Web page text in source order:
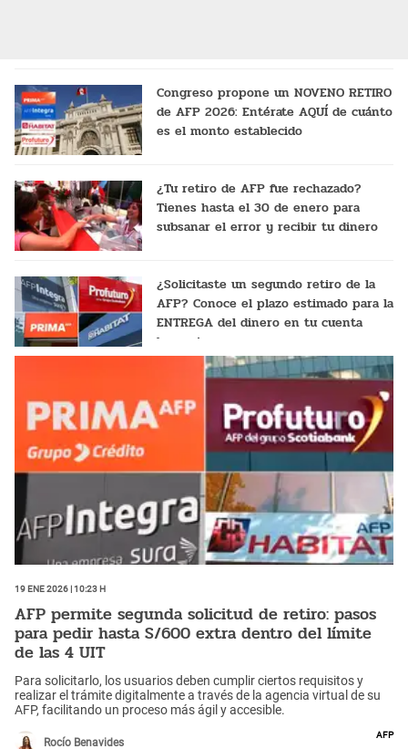
Congreso propone un NOVENO RETIRO
de AFP 2026: Entérate AQUÍ de cuánto
es el monto establecido
¿Tu retiro de AFP fue rechazado?
Tienes hasta el 30 de enero para
subsanar el error y recibir tu dinero
¿Solicitaste un segundo retiro de la
AFP? Conoce el plazo estimado para la
ENTREGA del dinero en tu cuenta
bancaria
19 Ene 2026 | 10:23 h
AFP permite segunda solicitud de retiro: pasos
para pedir hasta S/600 extra dentro del límite
de las 4 UIT
Para solicitarlo, los usuarios deben cumplir ciertos requisitos y
realizar el trámite digitalmente a través de la agencia virtual de su
AFP, facilitando un proceso más ágil y accesible.
Rocío Benavides
AFP